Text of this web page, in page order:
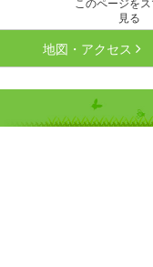
見る
地図・アクセス